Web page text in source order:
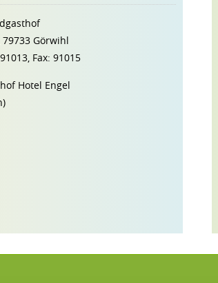
79733 Görwihl
Fax: 91015
Hotel Engel